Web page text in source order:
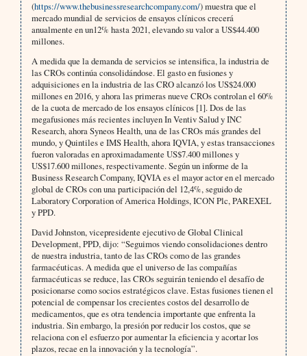
(https://www.thebusinessresearchcompany.com/) muestra que el
mercado mundial de servicios de ensayos clínicos crecerá
anualmente en un12% hasta 2021, elevando su valor a US$44.400
millones.
A medida que la demanda de servicios se intensifica, la industria de
las CROs continúa consolidándose. El gasto en fusiones y
adquisiciones en la industria de las CRO alcanzó los US$24.000
millones en 2016, y ahora las primeras nueve CROs controlan el 60%
de la cuota de mercado de los ensayos clínicos [1]. Dos de las
megafusiones más recientes incluyen In Ventiv Salud y INC
Research, ahora Syneos Health, una de las CROs más grandes del
mundo, y Quintiles e IMS Health, ahora IQVIA, y estas transacciones
fueron valoradas en aproximadamente US$7.400 millones y
US$17.600 millones, respectivamente. Según un informe de la
Business Research Company, IQVIA es el mayor actor en el mercado
global de CROs con una participación del 12,4%, seguido de
Laboratory Corporation of America Holdings, ICON Plc, PAREXEL
y PPD.
David Johnston, vicepresidente ejecutivo de Global Clinical
Development, PPD, dijo: “Seguimos viendo consolidaciones dentro
de nuestra industria, tanto de las CROs como de las grandes
farmacéuticas. A medida que el universo de las compañías
farmacéuticas se reduce, las CROs seguirán teniendo el desafío de
posicionarse como socios estratégicos clave. Estas fusiones tienen el
potencial de compensar los crecientes costos del desarrollo de
medicamentos, que es otra tendencia importante que enfrenta la
industria. Sin embargo, la presión por reducir los costos, que se
relaciona con el esfuerzo por aumentar la eficiencia y acortar los
plazos, recae en la innovación y la tecnología”.